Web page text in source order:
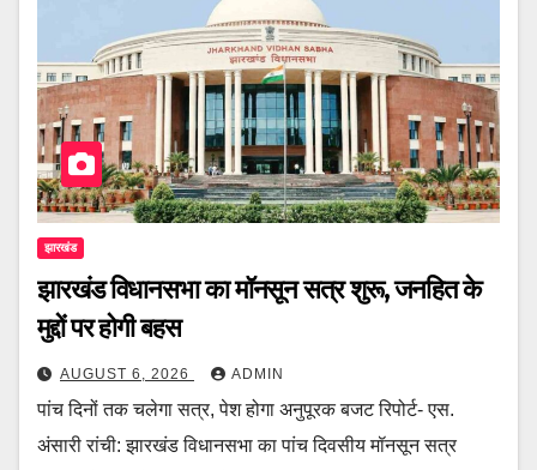
झारखंड
झारखंड विधानसभा का मॉनसून सत्र शुरू, जनहित के
मुद्दों पर होगी बहस
AUGUST 6, 2026 ADMIN
पांच दिनों तक चलेगा सत्र, पेश होगा अनुपूरक बजट रिपोर्ट- एस.
अंसारी रांची: झारखंड विधानसभा का पांच दिवसीय मॉनसून सत्र